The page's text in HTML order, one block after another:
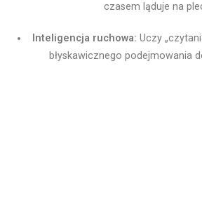
czasem ląduje na
Inteligencja ruchowa: Uczy
błyskawicznego podejmowania